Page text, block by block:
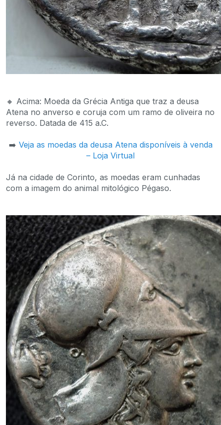
🔸 Acima: Moeda da Grécia Antiga que traz a deusa
Atena no anverso e coruja com um ramo de oliveira no
reverso. Datada de 415 a.C.
➡️ Veja as moedas da deusa Atena disponíveis à venda
– Loja Virtual
Já na cidade de Corinto, as moedas eram cunhadas
com a imagem do animal mitológico Pégaso.